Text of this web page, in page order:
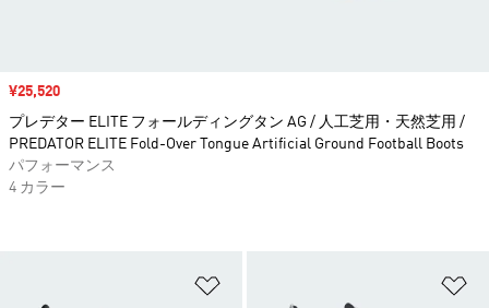
セール価格
¥25,520
プレデター ELITE フォールディングタン AG / 人工芝用・天然芝用 /
PREDATOR ELITE Fold-Over Tongue Artificial Ground Football Boots
パフォーマンス
4 カラー